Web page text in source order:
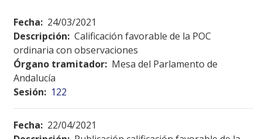
Fecha: 24/03/2021
Descripción: Calificación favorable de la POC
ordinaria con observaciones
Órgano tramitador: Mesa del Parlamento de
Andalucía
Sesión: 122
Fecha: 22/04/2021